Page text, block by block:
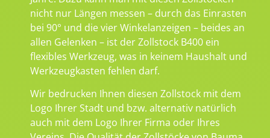
nicht nur Längen messen – durch das Einrasten
bei 90° und die vier Winkelanzeigen – beides an
allen Gelenken – ist der Zollstock B400 ein
flexibles Werkzeug, was in keinem Haushalt und
Werkzeugkasten fehlen darf.
Wir bedrucken Ihnen diesen Zollstock mit dem
Logo Ihrer Stadt und bzw. alternativ natürlich
auch mit dem Logo Ihrer Firma oder Ihres